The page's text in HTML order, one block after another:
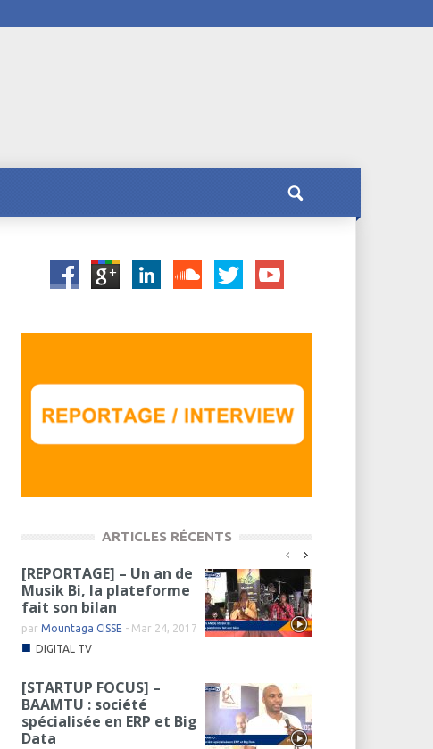
ARTICLES RÉCENTS
[REPORTAGE] – Un an de
Musik Bi, la plateforme
fait son bilan
parMountaga CISSE - Mar 24, 2017
■ DIGITAL TV
[STARTUP FOCUS] –
BAAMTU : société
spécialisée en ERP et Big
Data